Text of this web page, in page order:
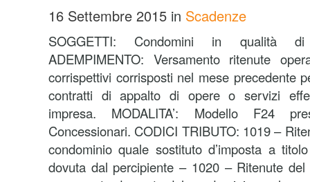
16 Settembre 2015 in Scadenze
SOGGETTI: Condomini in qualità di
ADEMPIMENTO: Versamento ritenute
corrispettivi corrisposti nel mese precedente
contratti di appalto di opere o servizi
impresa. MODALITA’: Modello F24
Concessionari. CODICI TRIBUTO: 1019 –
condominio quale sostituto d’imposta a
dovuta dal percipiente – 1020 – Ritenute del